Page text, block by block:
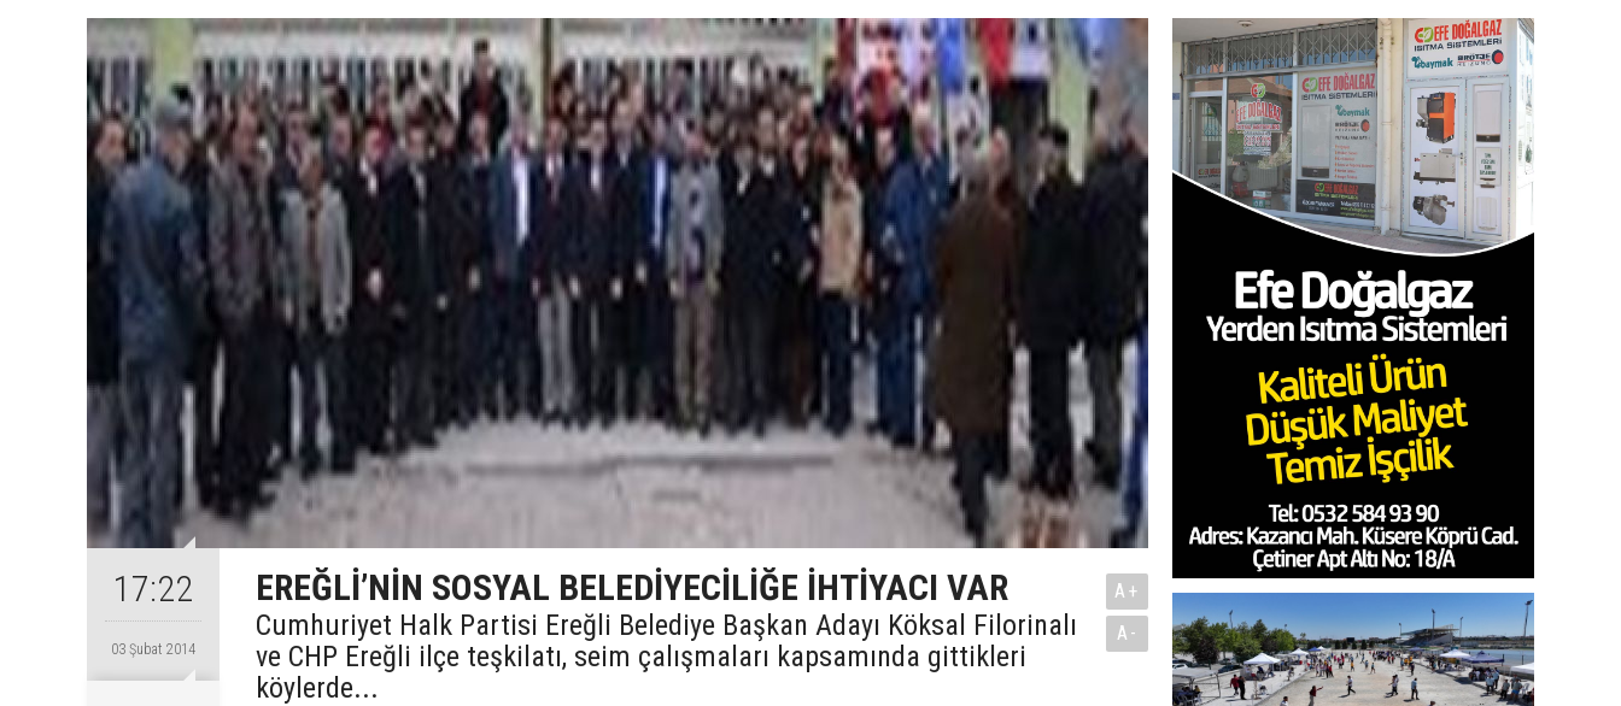
17:22
03 Şubat 2014
EREĞLİ’NİN SOSYAL BELEDİYECİLİĞE İHTİYACI VAR
Cumhuriyet Halk Partisi Ereğli Belediye Başkan Adayı Köksal Filorinalı
ve CHP Ereğli ilçe teşkilatı, seim çalışmaları kapsamında gittikleri
köylerde...
A+
A-